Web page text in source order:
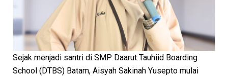
Sejak menjadi santri di SMP Daarut Tauhiid Boarding
School (DTBS) Batam, Aisyah Sakinah Yusepto mulai